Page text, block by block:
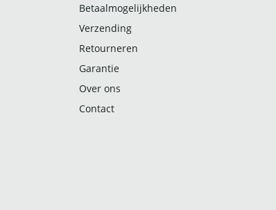
Betaalmogelijkheden
Verzending
Retourneren
Garantie
Over ons
Contact